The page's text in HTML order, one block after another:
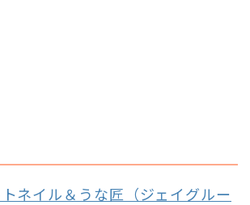
ネイル＆うな匠（ジェイグルー